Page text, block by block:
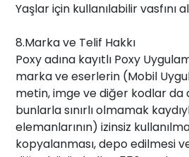
Yaşlar için kullanılabilir vasfını
8.Marka ve Telif Hakkı
Poxy adına kayıtlı Poxy
marka ve eserlerin (Mobil
metin, imge ve diğer kodlar da
bunlarla sınırlı olmamak
elemanlarının) izinsiz
kopyalanması, depo edilmesi